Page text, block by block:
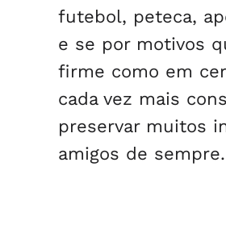
futebol, peteca,
e se por motivos
firme como em
cada vez mais
preservar muitos
amigos de sempre.